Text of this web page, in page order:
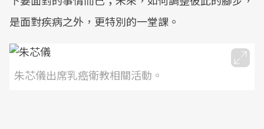
是面對疾病之外，更特別的一堂課。
朱芯儀出席乳癌衛教相關活動。